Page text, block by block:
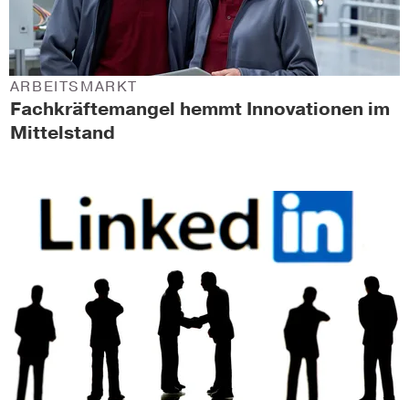
Fachkräftemangel hemmt Innovationen im
Mittelstand
ARBEITSMARKT